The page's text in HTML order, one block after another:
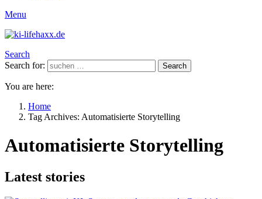
Menu
Search
Search for:
Search
You are here:
Home
Tag Archives: Automatisierte Storytelling
Automatisierte Storytelling
Latest stories